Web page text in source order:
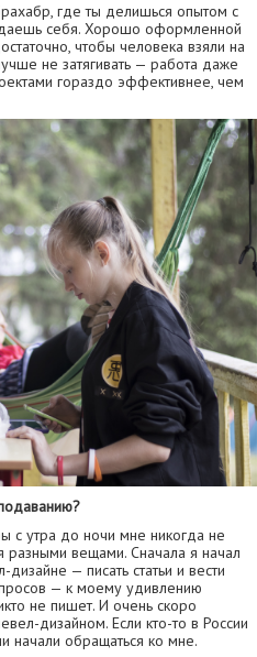
где ты делишься опытом с
себя. Хорошо оформленной
чтобы человека взяли на
не затягивать — работа даже
гораздо эффективнее, чем
с утра до ночи мне никогда не
разными вещами. Сначала я начал
— писать статьи и вести
— к моему удивлению
не пишет. И очень скоро
дизайном. Если кто-то в России
начали обращаться ко мне.